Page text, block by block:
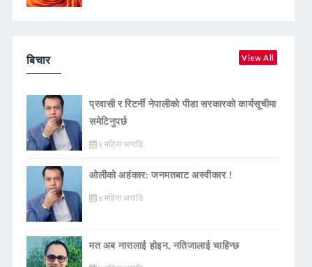
बिचार View All
प्रवासी र रिटर्नी नेपालीको पीडा सरकारको कार्यसूचीमा
समेटिनुपर्छ
४ महिना अगाडि
ओलीको अहंकार: जनमतबाट अस्वीकार !
४ महिना अगाडि
मत अब नारालाई होइन, नतिजालाई चाहिन्छ